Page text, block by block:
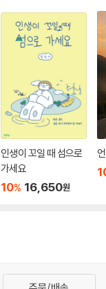
인생이 꼬일 때 섬으로
가세요
10% 16,650원